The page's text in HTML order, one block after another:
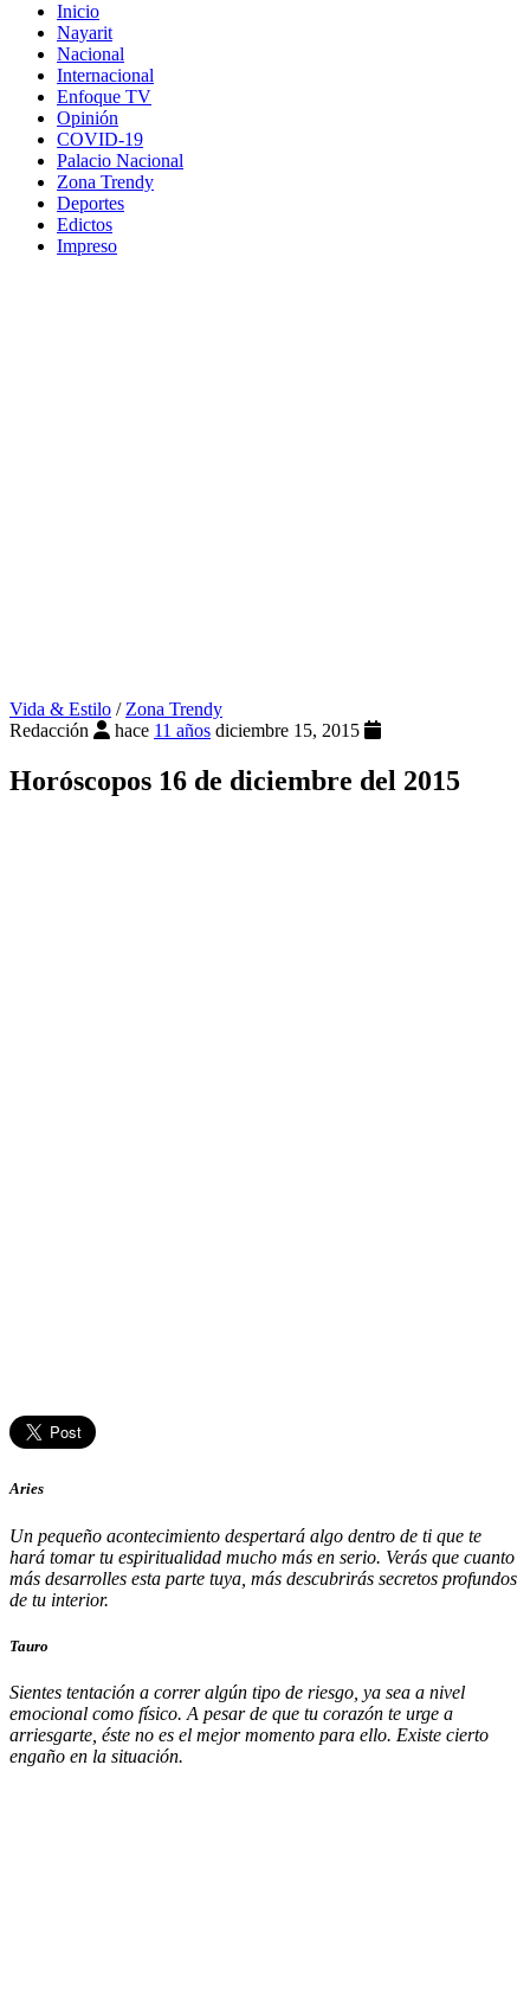
Inicio
Nayarit
Nacional
Internacional
Enfoque TV
Opinión
COVID-19
Palacio Nacional
Zona Trendy
Deportes
Edictos
Impreso
Vida & Estilo /Zona Trendy
Redacción
hace 11 años diciembre 15, 2015
Horóscopos 16 de diciembre del 2015
Aries
Un pequeño acontecimiento despertará algo dentro de ti que te
hará tomar tu espiritualidad mucho más en serio. Verás que cuanto
más desarrolles esta parte tuya, más descubrirás secretos profundos
de tu interior.
Tauro
Sientes tentación a correr algún tipo de riesgo, ya sea a nivel
emocional como físico. A pesar de que tu corazón te urge a
arriesgarte, éste no es el mejor momento para ello. Existe cierto
engaño en la situación.